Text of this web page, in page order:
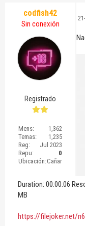
codfish42
Sin conexión
Registrado
Mens:
1,362
Temas:
1,235
Reg:
Jul 2023
Repu:
0
Ubicación:Cañar
Duration: 00:00:06
MB
https://filejoker.net/